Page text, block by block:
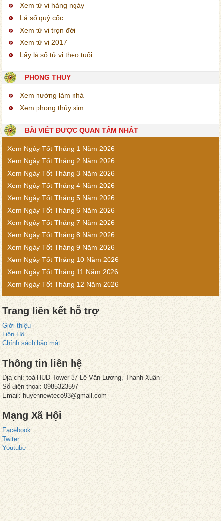
Xem tử vi hàng ngày
Lá số quỷ cốc
Xem tử vi trọn đời
Xem tử vi 2017
Lấy lá số tử vi theo tuổi
PHONG THỦY
Xem hướng làm nhà
Xem phong thủy sim
BÀI VIẾT ĐƯỢC QUAN TÂM NHẤT
Xem Ngày Tốt Tháng 1 Năm 2026
Xem Ngày Tốt Tháng 2 Năm 2026
Xem Ngày Tốt Tháng 3 Năm 2026
Xem Ngày Tốt Tháng 4 Năm 2026
Xem Ngày Tốt Tháng 5 Năm 2026
Xem Ngày Tốt Tháng 6 Năm 2026
Xem Ngày Tốt Tháng 7 Năm 2026
Xem Ngày Tốt Tháng 8 Năm 2026
Xem Ngày Tốt Tháng 9 Năm 2026
Xem Ngày Tốt Tháng 10 Năm 2026
Xem Ngày Tốt Tháng 11 Năm 2026
Xem Ngày Tốt Tháng 12 Năm 2026
Trang liên kết hỗ trợ
Giới thiệu
Liện Hệ
Chính sách bảo mật
Thông tin liên hệ
Địa chỉ: toà HUD Tower 37 Lê Văn Lương, Thanh Xuân
Số điện thoại: 0985323597
Email: huyennewteco93@gmail.com
Mạng Xã Hội
Facebook
Twiter
Youtube